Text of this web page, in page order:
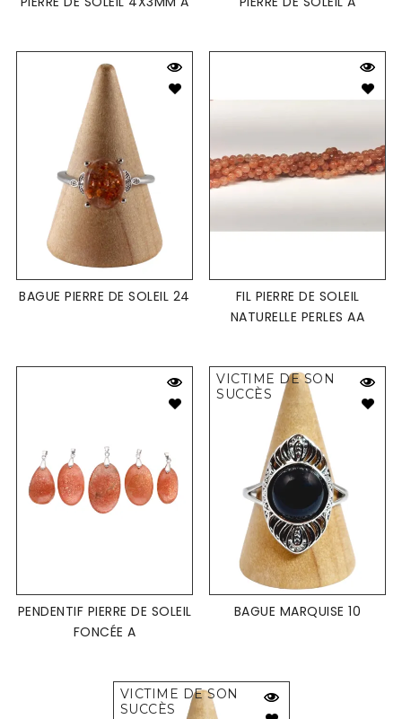
BAGUE PIERRE DE SOLEIL 24
FIL PIERRE DE SOLEIL
NATURELLE PERLES AA
PENDENTIF PIERRE DE SOLEIL
FONCÉE A
VICTIME DE SON
SUCCÈS
BAGUE MARQUISE 10
VICTIME DE SON
SUCCÈS